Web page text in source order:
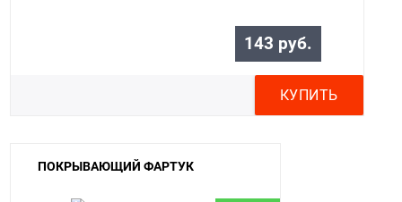
143 руб.
КУПИТЬ
ПОКРЫВАЮЩИЙ ФАРТУК